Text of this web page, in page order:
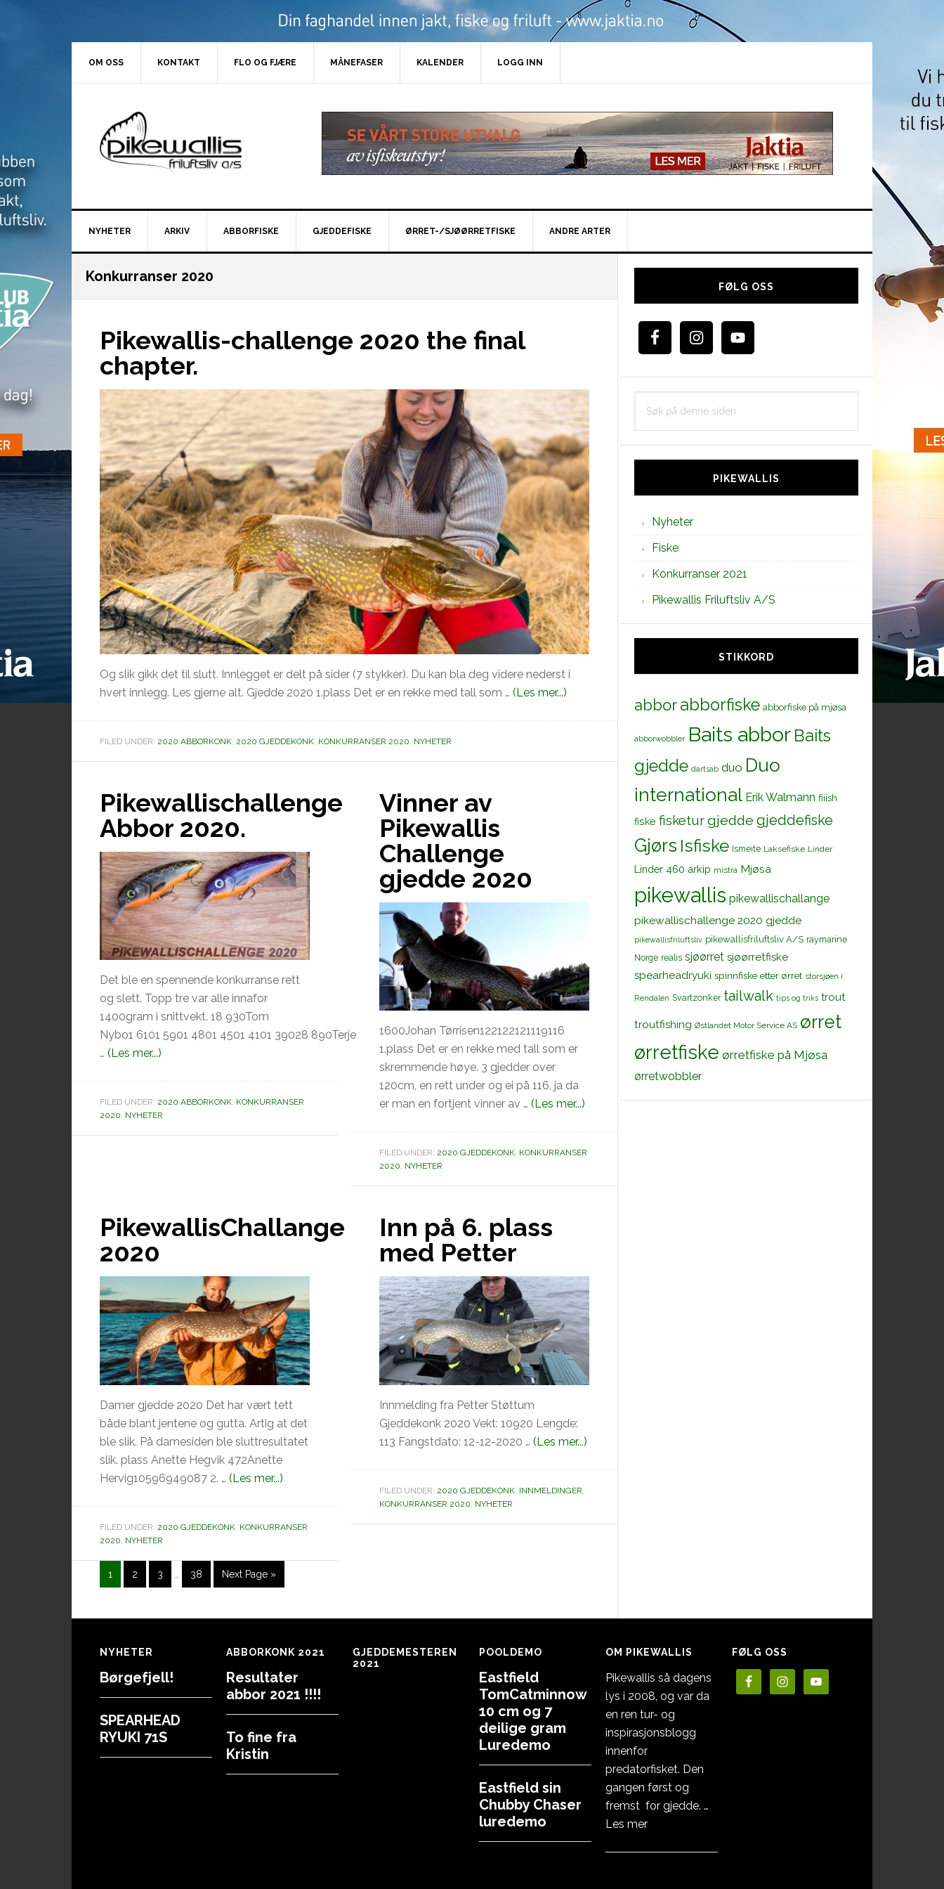
OM OSS KONTAKT FLO OG FJÆRE MÅNEFASER KALENDER LOGG INN
NYHETER ARKIV ABBORFISKE GJEDDEFISKE ØRRET-/SJØØRRETFISKE ANDRE ARTER
Konkurranser 2020
Pikewallis-challenge 2020 the final
chapter.
Og slik gikk det til slutt. Innlegget er delt på sider (7 stykker). Du kan bla deg videre nederst i
hvert innlegg. Les gjerne alt. Gjedde 2020 1.plass Det er en rekke med tall som … (Les mer...)
final
FILED UNDER: 2020 ABBORKONK 2020 GJEDDEKONK KONKURRANSER 2020 NYHETER
Pikewallischallenge
Abbor 2020.
Det ble en spennende konkurranse rett
og slett. Topp tre var alle innafor
1400gram i snittvekt. 18 930Tom
Nybo1 6101 5901 4801 4501 4101 39028 890Terje
… (Les mer...)
FILED UNDER: 2020 ABBORKONK, KONKURRANSER
2020, NYHETER
Vinner av
Pikewallis
Challenge
gjedde 2020
1600Johan Tørrisen122122121119116
1.plass Det er en rekke med tall som er
skremmende høye. 3 gjedder over
120cm, en rett under og ei på 116, ja da
er man en fortjent vinner av …(Les mer...) omVinner
Challenge
FILED UNDER: 2020 GJEDDEKONK, KONKURRANSER
2020, NYHETER
PikewallisChallange
2020
Damer gjedde 2020 Det har vært tett
både blant jentene og gutta. Artig at det
ble slik. På damesiden ble sluttresultatet
slik. plass Anette Hegvik 472Anette
Hervig10596949087 2. … (Les mer...)
FILED UNDER: 2020 GJEDDEKONK KONKURRANSER
2020 NYHETER
Inn på 6. plass
med Petter
Innmelding fra Petter Støttum
Gjeddekonk 2020 Vekt: 10920 Lengde:
113 Fangstdato: 12-12-2020 …(Les mer...)
FILED UNDER: 2020 GJEDDEKONK INNMELDINGER
KONKURRANSER 2020 NYHETER
Side
1 Side
2 Side
3
Interim
pages
Side
38
Go
to
Next Page »
Hoved
FØLG OSS
PIKEWALLIS
Nyheter
Fiske
Konkurranser 2021
Pikewallis Friluftsliv A/S
STIKKORD
abborabborfiske abborfiske på mjøsa
abborwobbler Baits abbor Baits
gjedde dartsab duo Duo
international Erik Walmann fiiish
fiske fisketurgjedde gjeddefiske
Gjørs Isfiske Ismeite Laksefiske Linder
Linder 460 arkip mistra Mjøsa
pikewallis pikewallischallange
pikewallischallenge 2020 gjedde
pikewallisfriluftsliv pikewallisfriluftsliv A/S raymarine
Norge realis sjøørret sjøørretfiske
spearheadryuki spinnfiske etter ørret storsjøen i
Rendalen Svartzonker tailwalk tips og triks trout
troutfishing Østlandet Motor Service AS ørret
ørretfiske ørretfiske på Mjøsa
ørretwobbler
Footer
NYHETER
Børgefjell!
SPEARHEAD
RYUKI 71S
ABBORKONK 2021
Resultater
abbor 2021 !!!!
To fine fra
Kristin
GJEDDEMESTEREN
2021
POOLDEMO
Eastfield
TomCatminnow
10 cm og 7
deilige gram
Luredemo
Eastfield sin
Chubby Chaser
luredemo
OM PIKEWALLIS
Pikewallis så dagens
lys i 2008, og var da
en ren tur- og
inspirasjonsblogg
innenfor
predatorfisket. Den
gangen først og
fremst for gjedde. …
Les meromOm
FØLG OSS